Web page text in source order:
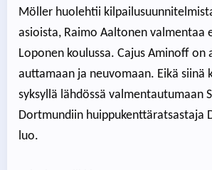
Möller huolehtii
asioista, Raimo Aaltonen valmentaa
Loponen koulussa. Cajus Aminoff on
auttamaan ja neuvomaan. Eikä siinä
syksyllä lähdössä valmentautumaan
Dortmundiin huippukenttäratsastaja
luo.